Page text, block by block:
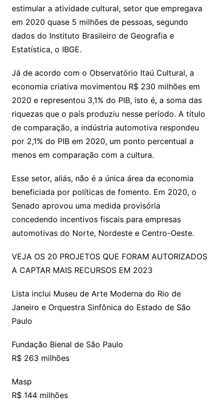
estimular a atividade cultural, setor que empregava
em 2020 quase 5 milhões de pessoas, segundo
dados do Instituto Brasileiro de Geografia e
Estatística, o IBGE.
Já de acordo com o Observatório Itaú Cultural, a
economia criativa movimentou R$ 230 milhões em
2020 e representou 3,1% do PIB, isto é, a soma das
riquezas que o país produziu nesse período. A título
de comparação, a indústria automotiva respondeu
por 2,1% do PIB em 2020, um ponto percentual a
menos em comparação com a cultura.
Esse setor, aliás, não é a única área da economia
beneficiada por políticas de fomento. Em 2020, o
Senado aprovou uma medida provisória
concedendo incentivos fiscais para empresas
automotivas do Norte, Nordeste e Centro-Oeste.
VEJA OS 20 PROJETOS QUE FORAM AUTORIZADOS
A CAPTAR MAIS RECURSOS EM 2023
Lista inclui Museu de Arte Moderna do Rio de
Janeiro e Orquestra Sinfônica do Estado de São
Paulo
Fundação Bienal de São Paulo
R$ 263 milhões
Masp
R$ 144 milhões